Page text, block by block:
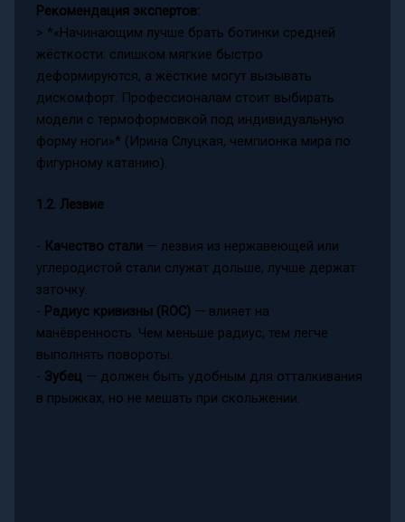
Рекомендация экспертов:
> *«Начинающим лучше брать ботинки средней
жёсткости: слишком мягкие быстро
деформируются, а жёсткие могут вызывать
дискомфорт. Профессионалам стоит выбирать
модели с термоформовкой под индивидуальную
форму ноги»* (Ирина Слуцкая, чемпионка мира по
фигурному катанию).
1.2. Лезвие
- Качество стали— лезвия из нержавеющей или
углеродистой стали служат дольше, лучше держат
заточку.
- Радиус кривизны (ROC)— влияет на
манёвренность. Чем меньше радиус, тем легче
выполнять повороты.
- Зубец— должен быть удобным для отталкивания
в прыжках, но не мешать при скольжении.